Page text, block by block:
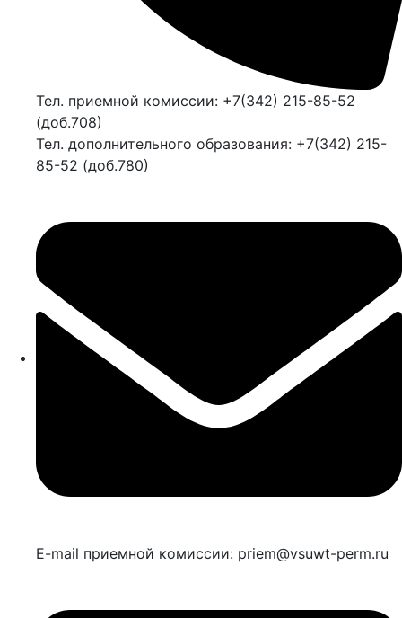
Тел. приемной комиссии: +7(342) 215-85-52
(доб.708)
Тел. дополнительного образования: +7(342) 215-
85-52 (доб.780)
E-mail приемной комиссии: priem@vsuwt-perm.ru